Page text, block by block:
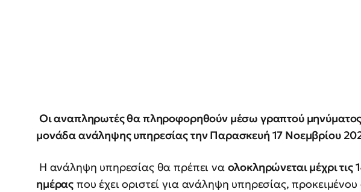
Οι αναπληρωτές θα πληροφορηθούν μέσω γραπτού μηνύματος
μονάδα ανάληψης υπηρεσίας την Παρασκευή 17 Νοεμβρίου
Η ανάληψη υπηρεσίας θα πρέπει να ολοκληρώνεται μέχρι τις
ημέρας που έχει οριστεί για ανάληψη υπηρεσίας,